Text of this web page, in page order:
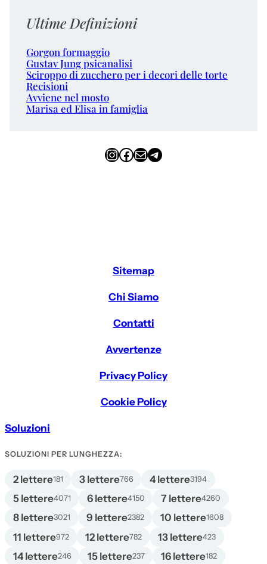
Ultime Definizioni
Gorgon formaggio
Gustav Jung psicanalisi
Sciroppo di zucchero per i decori delle torte
Recisioni
Avviene nel mosto
Marisa ed Elisa in famiglia
InstagramFacebook Email Telegram
Sitemap
Chi Siamo
Contatti
Avvertenze
Privacy Policy
Cookie Policy
Soluzioni
SOLUZIONI PER LUNGHEZZA:
2 lettere181 3 lettere766 4 lettere3194
5 lettere4071 6 lettere4150 7 lettere4260
8 lettere3021 9 lettere2382 10 lettere1608
11 lettere972 12 lettere782 13 lettere423
14 lettere246 15 lettere237 16 lettere182